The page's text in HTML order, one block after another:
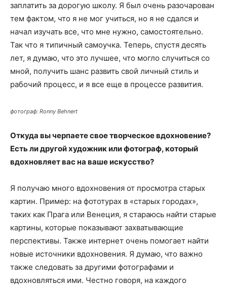
заплатить за дорогую школу. Я был очень разочарован
тем фактом, что я не мог учиться, но я не сдался и
начал изучать все, что мне нужно, самостоятельно.
Так что я типичный самоучка. Теперь, спустя десять
лет, я думаю, что это лучшее, что могло случиться со
мной, получить шанс развить свой личный стиль и
рабочий процесс, и я все еще в процессе развития.
фотограф: Ronny Behnert
Откуда вы черпаете свое творческое вдохновение?
Есть ли другой художник или фотограф, который
вдохновляет вас на ваше искусство?
Я получаю много вдохновения от просмотра старых
картин. Пример: на фототурах в «старых городах»,
таких как Прага или Венеция, я стараюсь найти старые
картины, которые показывают захватывающие
перспективы. Также интернет очень помогает найти
новые источники вдохновения. Я думаю, что важно
также следовать за другими фотографами и
вдохновляться ими. Честно говоря, на каждого